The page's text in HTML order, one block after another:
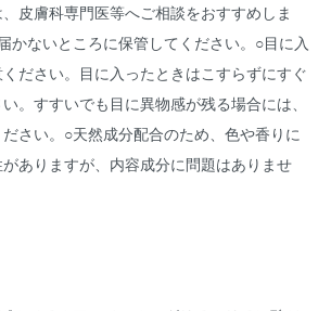
皮膚科専門医等へご相談をおすすめしま
かないところに保管してください。○目に入
ださい。目に入ったときはこすらずにすぐ
。すすいでも目に異物感が残る場合には、
さい。○天然成分配合のため、色や香りに
ありますが、内容成分に問題はありませ